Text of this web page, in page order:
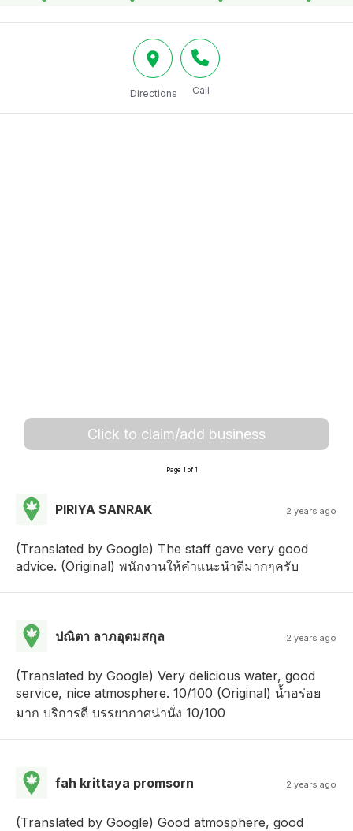
Directions Call
Click to claim/add business
Page 1 of 1
PIRIYA SANRAK 2 years ago
(Translated by Google) The staff gave very good
advice. (Original) พนักงานให้คำแนะนำดีมากๆครับ
ปณิตา ลาภอุดมสกุล 2 years ago
(Translated by Google) Very delicious water, good
service, nice atmosphere. 10/100 (Original) น้ำอร่อย
มาก บริการดี บรรยากาศน่านั่ง 10/100
fah krittaya promsorn 2 years ago
(Translated by Google) Good atmosphere, good